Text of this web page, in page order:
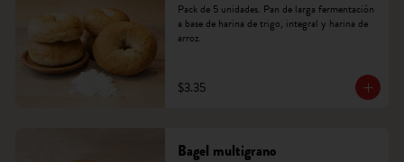
Pack de 5 unidades. Pan de larga fermentación
a base de harina de trigo, integral y harina de
arroz.
$3.35
Bagel multigrano